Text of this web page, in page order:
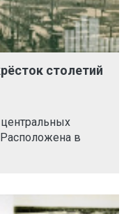
столетий
в